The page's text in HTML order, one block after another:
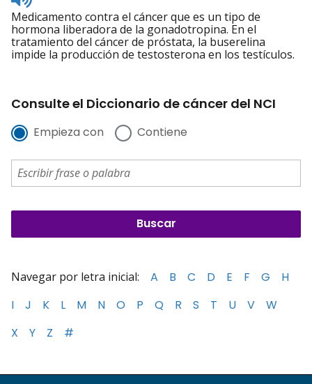
to
pronunciation
Medicamento contra el cáncer que es un tipo de
hormona liberadora de la gonadotropina. En el
tratamiento del cáncer de próstata, la buserelina
impide la producción de testosterona en los testículos.
Consulte el Diccionario de cáncer del NCI
Empieza con Contiene
Navegar por letra inicial: A B C D E F G
H
I
J K L M N O P Q R S T U V
W
X
Y Z #